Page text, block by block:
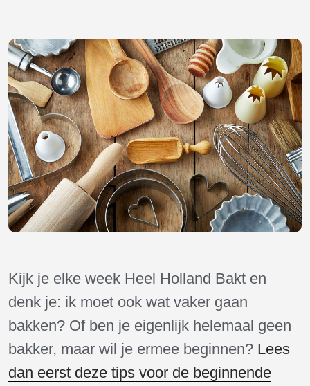
Kijk je elke week Heel Holland Bakt en
denk je: ik moet ook wat vaker gaan
bakken? Of ben je eigenlijk helemaal geen
bakker, maar wil je ermee beginnen? Lees
dan eerst deze tips voor de beginnende